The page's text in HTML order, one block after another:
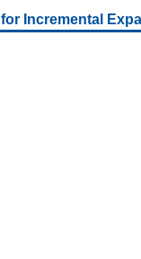
Incremental